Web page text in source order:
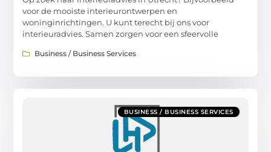
voor de mooiste interieurontwerpen en
woninginrichtingen. U kunt terecht bij ons voor
interieuradvies. Samen zorgen voor een sfeervolle
Business / Business Services
BUSINESS / BUSINESS SERVICES